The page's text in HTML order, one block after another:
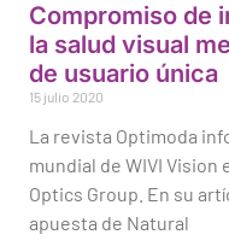
Compromiso de
la salud visual
de usuario única
15 julio 2020
La revista Optimoda
mundial de WIVI
Optics Group. En su
apuesta de Natural